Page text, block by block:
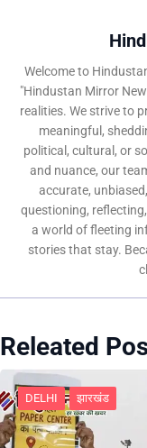
Welcome to
"Hindustan Mirror
realities. We strive to
meaningful,
political, cultural, or
and nuance, our
accurate,
questioning,
a world of fleeting
stories that stay.
Releated
DELHI झारखंड